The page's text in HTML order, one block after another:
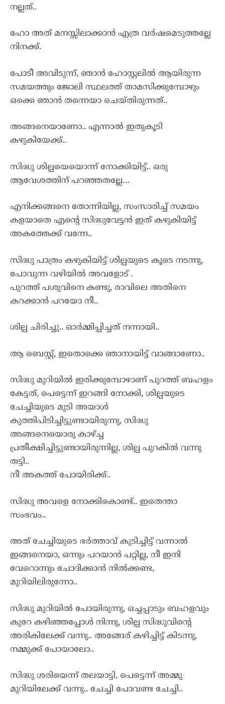
നല്ലത്..
ഹോ അത്‌ മനസ്സിലാക്കാൻ എത്ര വർഷമെടുത്തല്ലേ
നിനക്ക്.
പോടീ അവിടുന്ന്, ഞാൻ ഹോസ്റ്റലിൽ ആയിരുന്ന
സമയത്തും ജോലി സ്ഥലത്ത് താമസിക്കുമ്പോഴും
ഒക്കെ ഞാൻ തന്നെയാ ചെയ്തിരുന്നത്..
അങ്ങനെയാണോ.. എന്നാൽ ഇതുകൂടി
കഴുകിയേക്ക്..
സിദ്ധു ശില്പയെയൊന്ന് നോക്കിയിട്ട്.. ഒരു
ആവേശത്തിന് പറഞ്ഞതല്ലേ…
എനിക്കങ്ങനെ തോന്നിയില്ല, സംസാരിച്ച് സമയം
കളയാതെ എന്റെ സിദ്ധുവേട്ടൻ ഇത് കഴുകിയിട്ട്
അകത്തേക്ക് വന്നേ..
സിദ്ധു പാത്രം കഴുകിയിട്ട് ശില്പയുടെ കൂടെ നടന്നു,
പോവുന്ന വഴിയിൽ അവളോട് .
പുറത്ത് പശുവിനെ കണ്ടു, രാവിലെ അതിനെ
കറക്കാൻ പറയോ നീ..
ശില്പ ചിരിച്ചു.. ഓർമ്മിപ്പിച്ചത് നന്നായി..
ആ ബെസ്റ്റ്, ഇതൊക്കെ ഞാനായിട്ട് വാങ്ങാണോ..
സിദ്ധു മുറിയിൽ ഇരിക്കുമ്പോഴാണ് പുറത്ത് ബഹളം
കേട്ടത്, പെട്ടെന്ന് ഇറങ്ങി നോക്കി, ശില്പയുടെ
ചേച്ചിയുടെ മുടി അയാൾ
കുത്തിപിടിച്ചിട്ടുണ്ടായിരുന്നു, സിദ്ധു
അങ്ങനെയൊരു കാഴ്ച്ച
പ്രതീക്ഷിച്ചിട്ടുണ്ടായിരുന്നില്ല, ശില്പ പുറകിൽ വന്നു
തട്ടി..
നീ അകത്ത് പോയിരിക്ക്..
സിദ്ധു അവളെ നോക്കികൊണ്ട്.. ഇതെന്താ
സംഭവം..
അത്‌ ചേച്ചിയുടെ ഭർത്താവ് കുടിച്ചിട്ട് വന്നാൽ
ഇങ്ങനെയാ, ഒന്നും പറയാൻ പറ്റില്ല, നീ ഇനി
വേറൊന്നും ചോദിക്കാൻ നിൽക്കണ്ട,
മുറിയിലിരുന്നോ..
സിദ്ധു മുറിയിൽ പോയിരുന്നു, ഒച്ചപ്പാടും ബഹളവും
കുറേ കഴിഞ്ഞപ്പോൾ നിന്നു, ശില്പ സിദ്ധുവിന്റെ
അരികിലേക്ക് വന്നു.. അങ്ങേര് കഴിച്ചിട്ട് കിടന്നു,
നമ്മുക്ക് പോയാലോ..
സിദ്ധു ശരിയെന്ന് തലയാട്ടി, പെട്ടെന്ന് അമ്മു
മുറിയിലേക്ക് വന്നു.. ചേച്ചി പോവണ്ട ചേച്ചി..